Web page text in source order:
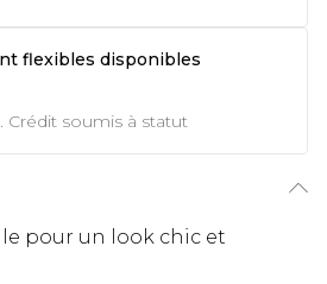
flexibles disponibles
Crédit soumis à statut
pour un look chic et